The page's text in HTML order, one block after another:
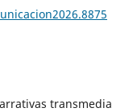
transmedia